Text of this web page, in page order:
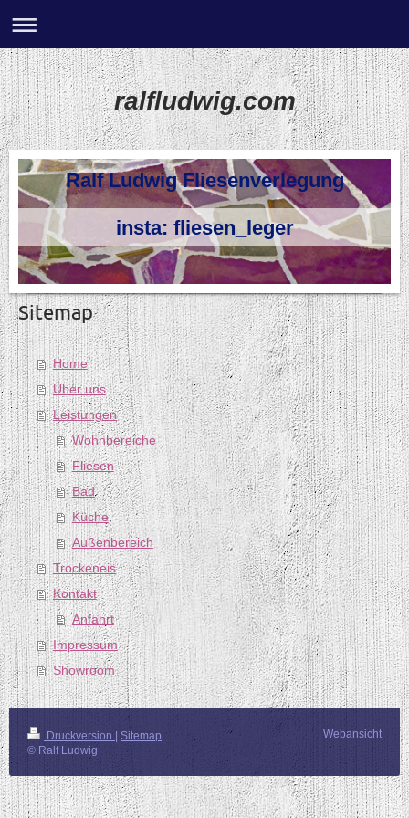
ralfludwig.com
Ralf Ludwig Fliesenverlegung
insta: fliesen_leger
Sitemap
Home
Über uns
Leistungen
Wohnbereiche
Fliesen
Bad
Küche
Außenbereich
Trockeneis
Kontakt
Anfahrt
Impressum
Showroom
Druckversion
Sitemap
© Ralf Ludwig
Webansicht